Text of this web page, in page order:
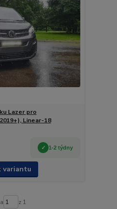
Lazer pro
Linear-18
1-2 týdny
variantu
z 1